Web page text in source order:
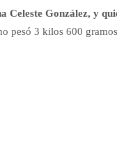
Celeste González, y
pesó 3 kilos 600